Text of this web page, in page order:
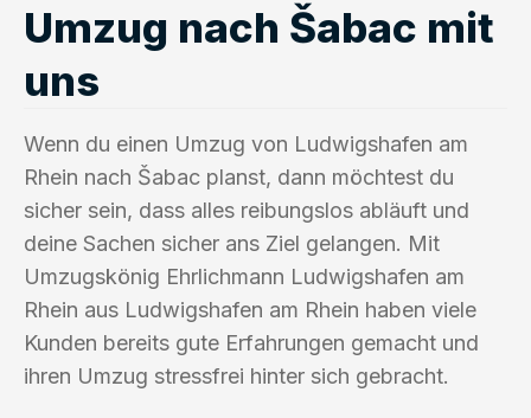
Umzug nach Šabac mit
uns
Wenn du einen Umzug von Ludwigshafen am
Rhein nach Šabac planst, dann möchtest du
sicher sein, dass alles reibungslos abläuft und
deine Sachen sicher ans Ziel gelangen. Mit
Umzugskönig Ehrlichmann Ludwigshafen am
Rhein aus Ludwigshafen am Rhein haben viele
Kunden bereits gute Erfahrungen gemacht und
ihren Umzug stressfrei hinter sich gebracht.